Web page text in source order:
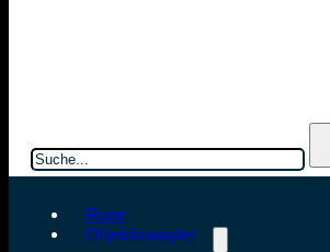
Home
Objektivadapter